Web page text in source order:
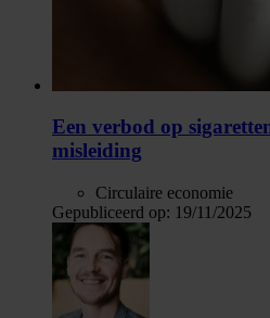
Een verbod op
misleiding
Circulaire economie
Gepubliceerd op: 19/11/2025